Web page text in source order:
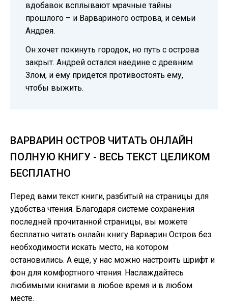
вдобавок всплывают мрачные тайны
прошлого – и Варвариного острова, и семьи
Андрея.
Он хочет покинуть городок, но путь с острова
закрыт. Андрей остался наедине с древним
Злом, и ему придется противостоять ему,
чтобы выжить.
ВАРВАРИН ОСТРОВ ЧИТАТЬ ОНЛАЙН
ПОЛНУЮ КНИГУ - ВЕСЬ ТЕКСТ ЦЕЛИКОМ
БЕСПЛАТНО
Перед вами текст книги, разбитый на страницы для
удобства чтения. Благодаря системе сохранения
последней прочитанной страницы, вы можете
бесплатно читать онлайн книгу Варварин Остров без
необходимости искать место, на котором
остановились. А еще, у нас можно настроить шрифт и
фон для комфортного чтения. Наслаждайтесь
любимыми книгами в любое время и в любом
месте.